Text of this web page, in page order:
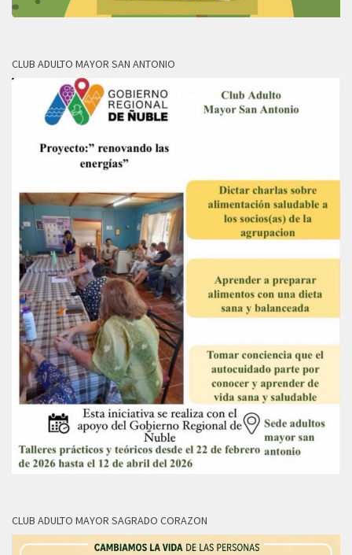
CLUB ADULTO MAYOR SAN ANTONIO
CLUB ADULTO MAYOR SAGRADO CORAZON